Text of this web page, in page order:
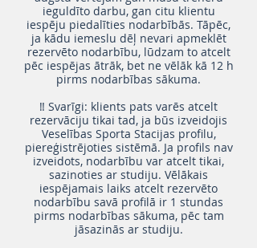
ieguldīto darbu, gan citu klientu
iespēju piedalīties nodarbībās. Tāpēc,
ja kādu iemeslu dēļ nevari apmeklēt
rezervēto nodarbību, lūdzam to atcelt
pēc iespējas ātrāk, bet ne vēlāk kā 12 h
pirms nodarbības sākuma.
‼️ Svarīgi: klients pats varēs atcelt
rezervāciju tikai tad, ja būs izveidojis
Veselības Sporta Stacijas profilu,
piereģistrējoties sistēmā. Ja profils nav
izveidots, nodarbību var atcelt tikai,
sazinoties ar studiju. Vēlākais
iespējamais laiks atcelt rezervēto
nodarbību savā profilā ir 1 stundas
pirms nodarbības sākuma, pēc tam
jāsazinās ar studiju.